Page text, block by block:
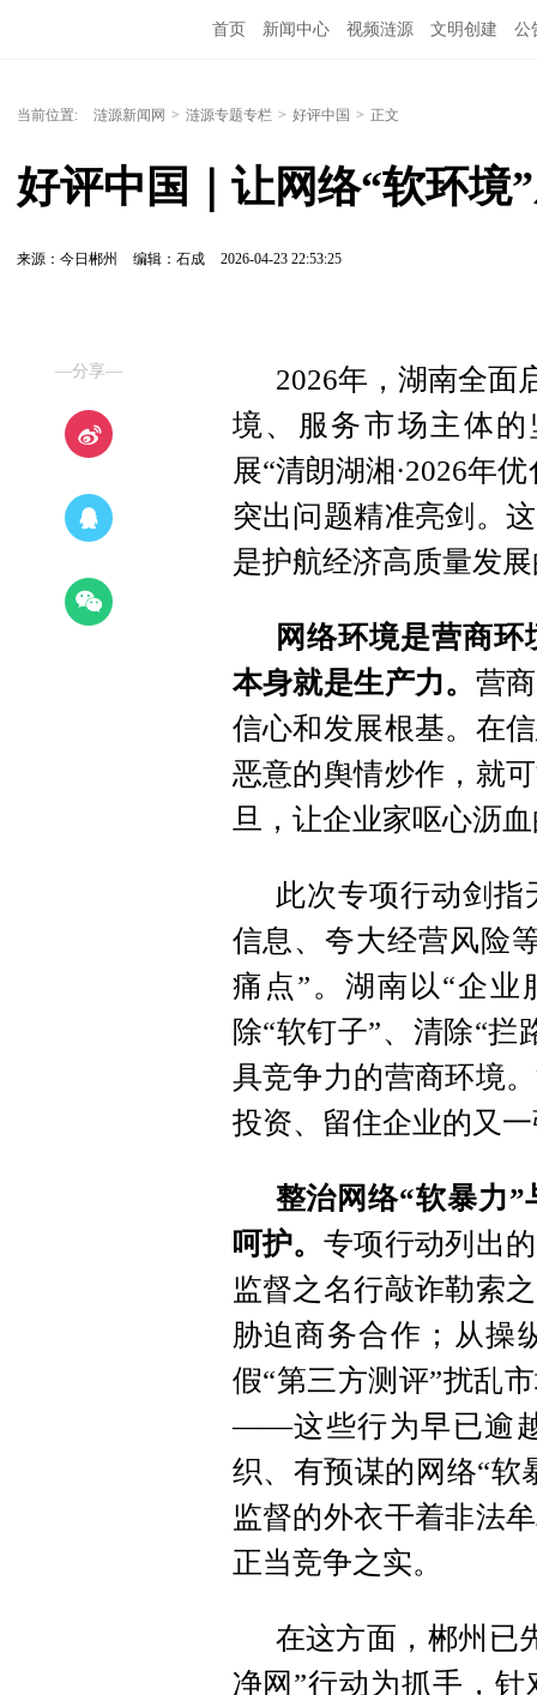
首页 新闻中心 视频涟源 文明创建 公
当前位置: 涟源新闻网 > 涟源专题专栏 > 好评中国 > 正文
好评中国｜让网络“软环境
来源：今日郴州 编辑：石成 2026-04-23 22:53:25
—分享—
2026年，湖南全面
境、服务市场主体
展“清朗湖湘·2026年
突出问题精准亮剑。
是护航经济高质量发
网络环境是营商
本身就是生产力。 营
信心和发展根基。在
恶意的舆情炒作，就
旦，让企业家呕心沥
此次专项行动剑
信息、夸大经营风险
痛点”。湖南以“企
除“软钉子”、清除“
具竞争力的营商环境
投资、留住企业的又
整治网络“软暴力
呵护。 专项行动列出
监督之名行敲诈勒索
胁迫商务合作；从操
假“第三方测评”扰乱
——这些行为早已逾
织、有预谋的网络“软
监督的外衣干着非法
正当竞争之实。
在这方面，郴州已
净网”行动为抓手，